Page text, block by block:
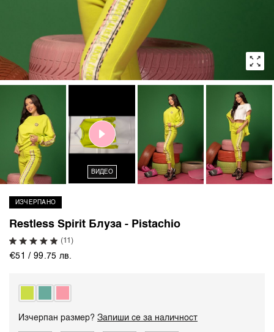
ВИДЕО
ИЗЧЕРПАНО
Restless Spirit Блуза - Pistachio
(11)
€51 / 99.75 лв.
Изчерпан размер?Запиши се за наличност